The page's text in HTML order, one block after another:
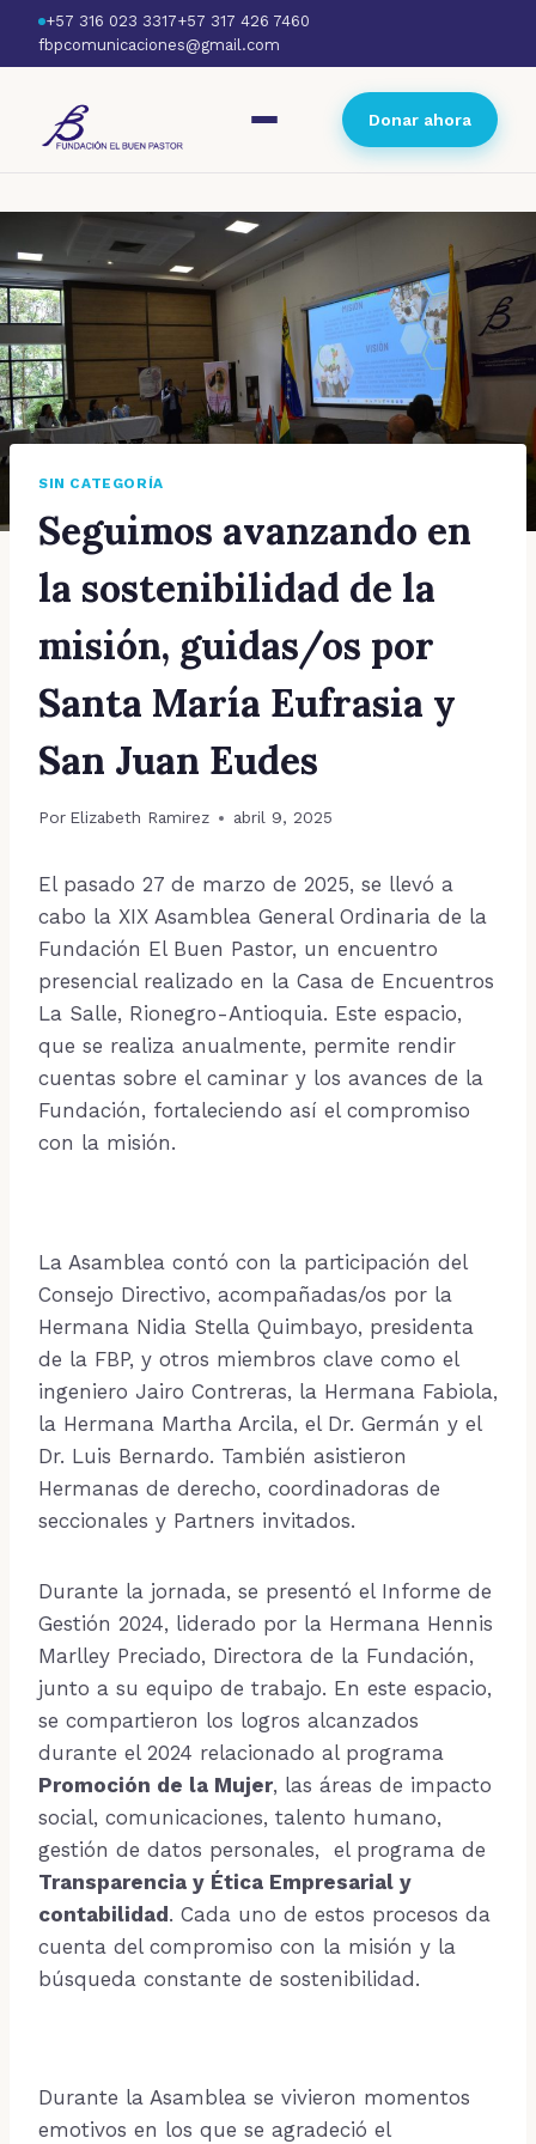
+57 316 023 3317+57 317 426 7460
fbpcomunicaciones@gmail.com
Donar ahora
SIN CATEGORÍA
Seguimos avanzando en
la sostenibilidad de la
misión, guidas/os por
Santa María Eufrasia y
San Juan Eudes
Por Elizabeth Ramirez abril 9, 2025
El pasado 27 de marzo de 2025, se llevó a
cabo la XIX Asamblea General Ordinaria de la
Fundación El Buen Pastor, un encuentro
presencial realizado en la Casa de Encuentros
La Salle, Rionegro-Antioquia. Este espacio,
que se realiza anualmente, permite rendir
cuentas sobre el caminar y los avances de la
Fundación, fortaleciendo así el compromiso
con la misión.
La Asamblea contó con la participación del
Consejo Directivo, acompañadas/os por la
Hermana Nidia Stella Quimbayo, presidenta
de la FBP, y otros miembros clave como el
ingeniero Jairo Contreras, la Hermana Fabiola,
la Hermana Martha Arcila, el Dr. Germán y el
Dr. Luis Bernardo. También asistieron
Hermanas de derecho, coordinadoras de
seccionales y Partners invitados.
Durante la jornada, se presentó el Informe de
Gestión 2024, liderado por la Hermana Hennis
Marlley Preciado, Directora de la Fundación,
junto a su equipo de trabajo. En este espacio,
se compartieron los logros alcanzados
durante el 2024 relacionado al programa
Promoción de la Mujer, las áreas de impacto
social, comunicaciones, talento humano,
gestión de datos personales, el programa de
Transparencia y Ética Empresarial y
contabilidad. Cada uno de estos procesos da
cuenta del compromiso con la misión y la
búsqueda constante de sostenibilidad.
Durante la Asamblea se vivieron momentos
emotivos en los que se agradeció el